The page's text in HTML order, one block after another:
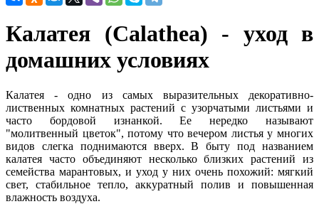
Калатея (Calathea) - уход в
домашних условиях
Калатея - одно из самых выразительных декоративно-
лиственных комнатных растений с узорчатыми листьями и
часто бордовой изнанкой. Ее нередко называют
"молитвенный цветок", потому что вечером листья у многих
видов слегка поднимаются вверх. В быту под названием
калатея часто объединяют несколько близких растений из
семейства марантовых, и уход у них очень похожий: мягкий
свет, стабильное тепло, аккуратный полив и повышенная
влажность воздуха.